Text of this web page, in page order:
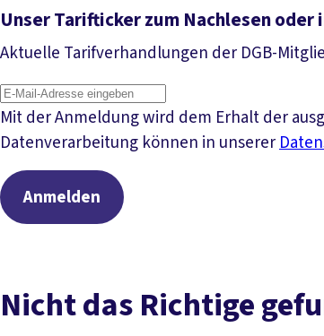
Unser Tarifticker zum Nachlesen oder
Aktuelle Tarifverhandlungen der DGB-
Mit der Anmeldung wird dem Erhalt der
Datenverarbeitung können in unserer
Anmelden
Nicht das Richtige